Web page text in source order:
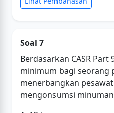
Soal 7
Berdasarkan CASR
minimum bagi seorang
menerbangkan
mengonsumsi